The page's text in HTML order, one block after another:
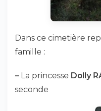
Dans ce cimetière
famille :
– La princesse Dolly
seconde